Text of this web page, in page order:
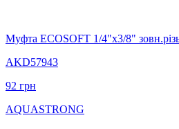
Муфта ECOSOFT 1/4"х3/8"
AKD57943
92 грн
AQUASTRONG